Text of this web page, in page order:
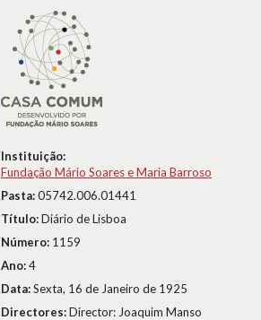
Instituição:
Fundação Mário Soares e Maria Barroso
Pasta:05742.006.01441
Título:Diário de Lisboa
Número: 1159
Ano:4
Data:Sexta, 16 de Janeiro de 1925
Directores:Director: Joaquim Manso